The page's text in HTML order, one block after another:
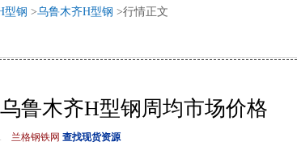
型钢 >乌鲁木齐H型钢 >行情正文
鲁木齐H型钢周均市场价格
兰格钢铁网 查找现货资源